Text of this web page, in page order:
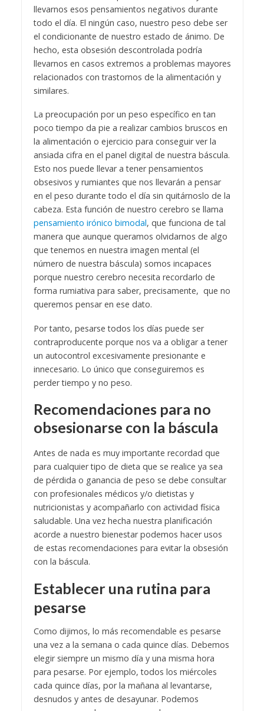
llevarnos esos pensamientos negativos durante
todo el día. El ningún caso, nuestro peso debe ser
el condicionante de nuestro estado de ánimo. De
hecho, esta obsesión descontrolada podría
llevarnos en casos extremos a problemas mayores
relacionados con trastornos de la alimentación y
similares.
La preocupación por un peso específico en tan
poco tiempo da pie a realizar cambios bruscos en
la alimentación o ejercicio para conseguir ver la
ansiada cifra en el panel digital de nuestra báscula.
Esto nos puede llevar a tener pensamientos
obsesivos y rumiantes que nos llevarán a pensar
en el peso durante todo el día sin quitárnoslo de la
cabeza. Esta función de nuestro cerebro se llama
pensamiento irónico bimodal, que funciona de tal
manera que aunque queramos olvidarnos de algo
que tenemos en nuestra imagen mental (el
número de nuestra báscula) somos incapaces
porque nuestro cerebro necesita recordarlo de
forma rumiativa para saber, precisamente, que no
queremos pensar en ese dato.
Por tanto, pesarse todos los días puede ser
contraproducente porque nos va a obligar a tener
un autocontrol excesivamente presionante e
innecesario. Lo único que conseguiremos es
perder tiempo y no peso.
Recomendaciones para no
obsesionarse con la báscula
Antes de nada es muy importante recordad que
para cualquier tipo de dieta que se realice ya sea
de pérdida o ganancia de peso se debe consultar
con profesionales médicos y/o dietistas y
nutricionistas y acompañarlo con actividad física
saludable. Una vez hecha nuestra planificación
acorde a nuestro bienestar podemos hacer usos
de estas recomendaciones para evitar la obsesión
con la báscula.
Establecer una rutina para
pesarse
Como dijimos, lo más recomendable es pesarse
una vez a la semana o cada quince días. Debemos
elegir siempre un mismo día y una misma hora
para pesarse. Por ejemplo, todos los miércoles
cada quince días, por la mañana al levantarse,
desnudos y antes de desayunar. Podemos